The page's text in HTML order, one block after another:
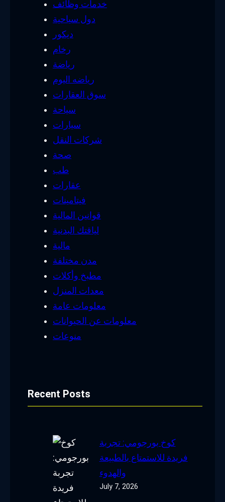
خدمات وظائف
دول سياحية
ديكور
رخام
رياضة
رياضه اليوم
سوق العقارات
سياحة
سيارات
شركات النقل
صحة
طب
عقارات
فيتامينات
قوانين المالية
لياقتك البدنية
مالية
مدن مختلفة
مطبخ وأكلات
معدات المنزل
معلومات عامة
معلومات عن الحيوانات
منوعات
Recent Posts
كوخ بورجومي: تجربة
فريدة للاستمتاع بالطبيعة
والهدوء
July 7, 2026